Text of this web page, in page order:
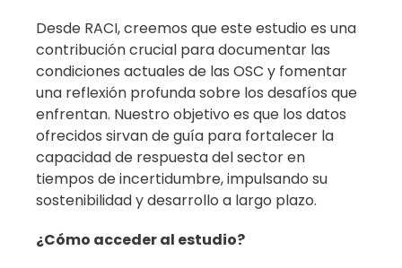
Desde RACI, creemos que este estudio es una
contribución crucial para documentar las
condiciones actuales de las OSC y fomentar
una reflexión profunda sobre los desafíos que
enfrentan. Nuestro objetivo es que los datos
ofrecidos sirvan de guía para fortalecer la
capacidad de respuesta del sector en
tiempos de incertidumbre, impulsando su
sostenibilidad y desarrollo a largo plazo.
¿Cómo acceder al estudio?